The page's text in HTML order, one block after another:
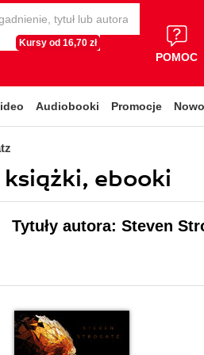
Kursy od 16,70 zł
POMOC
Audiobooki Promocje
ebooki
Tytuły autora: Steven